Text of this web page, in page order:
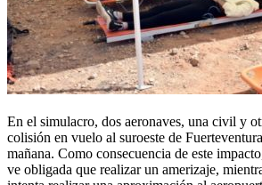
En el simulacro, dos aeronaves, una civil y
colisión en vuelo al suroeste de
mañana. Como consecuencia de este
ve obligada que realizar un amerizaje,